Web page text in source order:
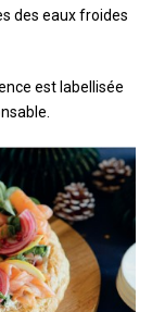
des eaux froides
est labellisée